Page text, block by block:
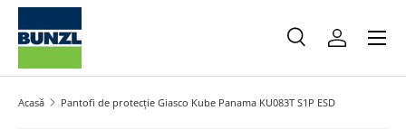
Salt la conținut
Caută
Caută
Meniu
Acasă Pantofi de protecție Giasco Kube Panama KU083T S1P ESD